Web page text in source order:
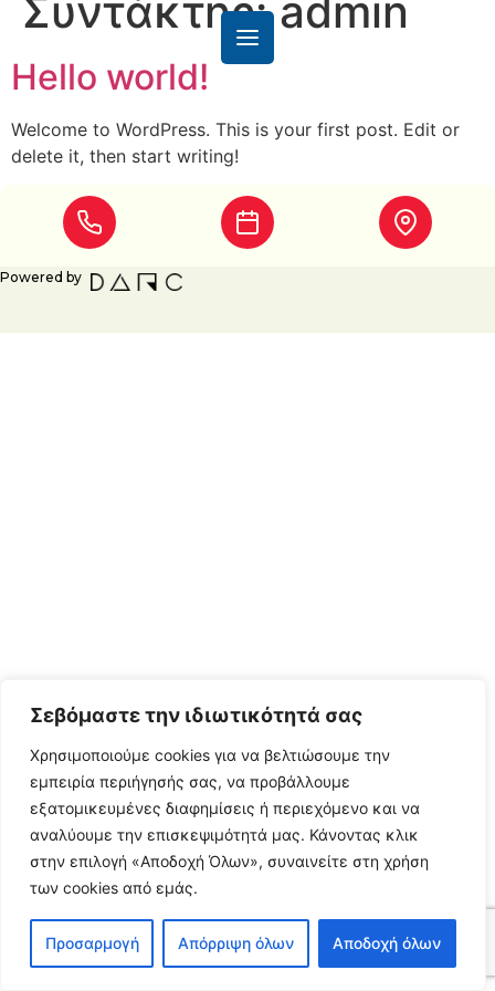
Σεβόμαστε την ιδιωτικότητά σας
Χρησιμοποιούμε cookies για να βελτιώσουμε την
εμπειρία περιήγησής σας, να προβάλλουμε
εξατομικευμένες διαφημίσεις ή περιεχόμενο και να
αναλύουμε την επισκεψιμότητά μας. Κάνοντας κλικ
στην επιλογή «Αποδοχή Όλων», συναινείτε στη χρήση
των cookies από εμάς.
Προσαρμογή Απόρριψη όλων Αποδοχή όλων
Συντάκτης:admin
Hello world!
Welcome to WordPress. This is your first post. Edit or
delete it, then start writing!
Powered by